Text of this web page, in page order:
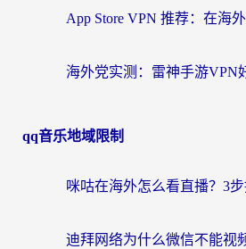
qq音乐地域限制